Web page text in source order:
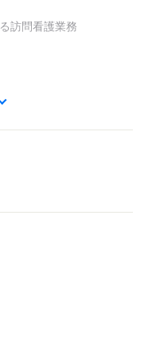
調整だけでなく、
サポートします。
訪問看護業務
内訪問となります。
されています。
です。